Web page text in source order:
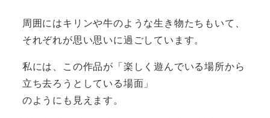
周囲にはキリンや牛のような生き物たちもいて、
それぞれが思い思いに過ごしています。
私には、この作品が「楽しく遊んでいる場所から
立ち去ろうとしている場面」
のようにも見えます。